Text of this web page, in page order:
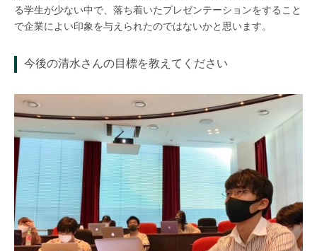
る学生が少ない中で、落ち着いたプレゼンテーションをすること
で企業によい印象を与えられたのではないかと思います。
今後の清水さんの目標を教えてください